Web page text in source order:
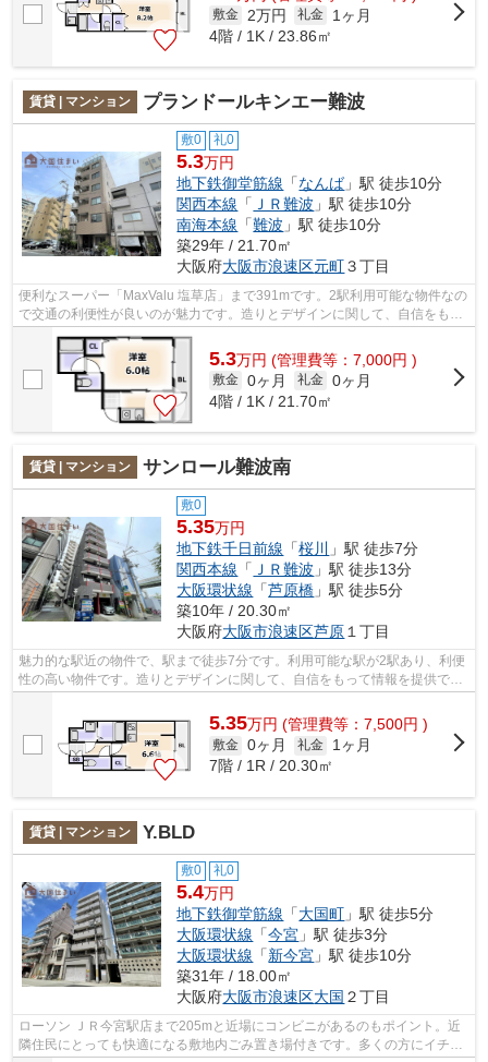
敷金 2万円 礼金
1ヶ月
4階 / 1K / 23.86㎡
賃貸 | マンション プランドールキンエー難波
敷0 礼0
5.3万円
地下鉄御堂筋線 「なんば」駅 徒歩10分
関西本線 「 ＪＲ難波 」駅 徒歩10分
南海本線 「難波 」駅 徒歩10分
築29年 / 21.70㎡
大阪府大阪市浪速区元町３丁目
便利なスーパー「MaxValu 塩草店」まで391mです。2駅利用可能な物件なの
で交通の利便性が良いのが魅力です。造りとデザインに関して、自信をもっ
て情報を提供できるマンションです。共...
5.3万円 (管理費等：7,000円 )
敷金 0ヶ月 礼金 0ヶ月
4階 / 1K / 21.70㎡
賃貸 | マンション サンロール難波南
敷0
5.35万円
地下鉄千日前線 「桜川
」駅 徒歩7分
関西本線 「 ＪＲ難波 」駅 徒歩13分
大阪環状線 「芦原橋 」駅 徒歩5分
築10年 / 20.30㎡
大阪府大阪市浪速区芦原 １丁目
魅力的な駅近の物件で、駅まで徒歩7分です。利用可能な駅が2駅あり、利便
性の高い物件です。造りとデザインに関して、自信をもって情報を提供でき
るマンションです。共用部には敷地内...
5.35万円 (管理費等：7,500円 )
敷金 0ヶ月 礼金
1ヶ月
7階 / 1R / 20.30㎡
賃貸 | マンション Y.BLD
敷0 礼0
5.4万円
地下鉄御堂筋線 「大国町 」駅 徒歩5分
大阪環状線 「今宮 」駅 徒歩3分
大阪環状線 「新今宮 」駅 徒歩10分
築31年 / 18.00㎡
大阪府大阪市浪速区大国 ２丁目
ローソン ＪＲ今宮駅店まで205mと近場にコンビニがあるのもポイント。近
隣住民にとっても快適になる敷地内ごみ置き場付きです。多くの方にイチオ